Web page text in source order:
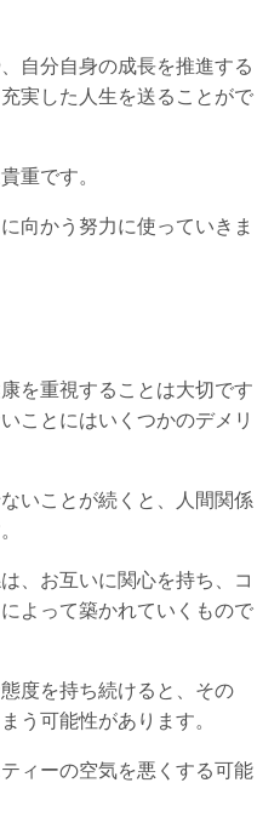
自分自身の成長を推進する
実した人生を送ることがで
重です。
向かう努力に使っていきま
を重視することは大切です
ことにはいくつかのデメリ
いことが続くと、人間関係
、お互いに関心を持ち、コ
よって築かれていくもので
度を持ち続けると、その
う可能性があります。
ィーの空気を悪くする可能